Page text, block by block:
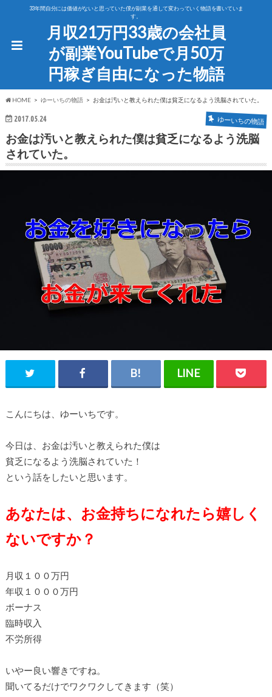
33年間自分には価値がないと思っていた僕が副業を通して変わっていく物語を書いていま
す。
月収21万円33歳の会社員
が副業YouTubeで月50万
円稼ぎ自由になった物語
HOME ゆーいちの物語 お金は汚いと教えられた僕は貧乏になるよう洗脳されていた。
2017.05.24 ゆーいちの物語
お金は汚いと教えられた僕は貧乏になるよう洗脳
されていた。
こんにちは、ゆーいちです。
今日は、お金は汚いと教えられた僕は
貧乏になるよう洗脳されていた！
という話をしたいと思います。
あなたは、お金持ちになれたら嬉しく
ないですか？
月収１００万円
年収１０００万円
ボーナス
臨時収入
不労所得
いやー良い響きですね。
聞いてるだけでワクワクしてきます（笑）